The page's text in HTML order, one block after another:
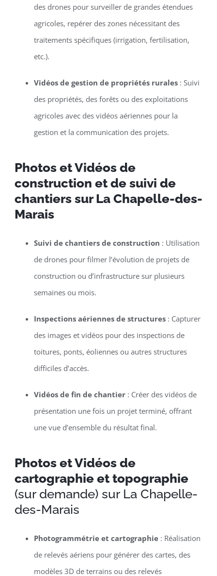
des drones pour surveiller de grandes étendues
agricoles, repérer des zones nécessitant des
traitements spécifiques (irrigation, fertilisation,
etc.).
Vidéos de gestion de propriétés rurales: Suivi
des propriétés, des forêts ou des exploitations
agricoles avec des vidéos aériennes pour la
gestion et la communication des projets.
Photos et Vidéos de
construction et de suivi de
chantiers sur La Chapelle-des-
Marais
Suivi de chantiers de construction : Utilisation
de drones pour filmer l’évolution de projets de
construction ou d’infrastructure sur plusieurs
semaines ou mois.
Inspections aériennes de structures: Capturer
des images et vidéos pour des inspections de
toitures, ponts, éoliennes ou autres structures
difficiles d’accès.
Vidéos de fin de chantier: Créer des vidéos de
présentation une fois un projet terminé, offrant
une vue d’ensemble du résultat final.
Photos et Vidéos de
cartographie et topographie
(sur demande) sur La Chapelle-
des-Marais
Photogrammétrie et cartographie: Réalisation
de relevés aériens pour générer des cartes, des
modèles 3D de terrains ou des relevés